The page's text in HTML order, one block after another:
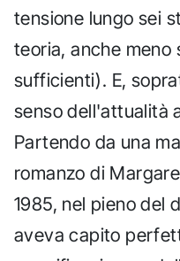
tensione lungo sei
teoria, anche
sufficienti). E,
senso dell'attualità
Partendo da una
romanzo di
1985, nel pieno del
aveva capito